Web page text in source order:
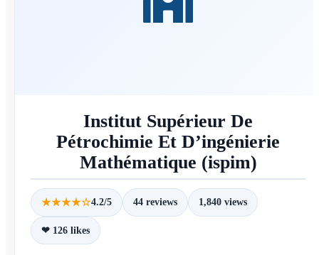
Institut Supérieur De
Pétrochimie Et D’ingénierie
Mathématique (ispim)
★★★★☆4.2/5 44 reviews 1,840 views
❤ 126 likes